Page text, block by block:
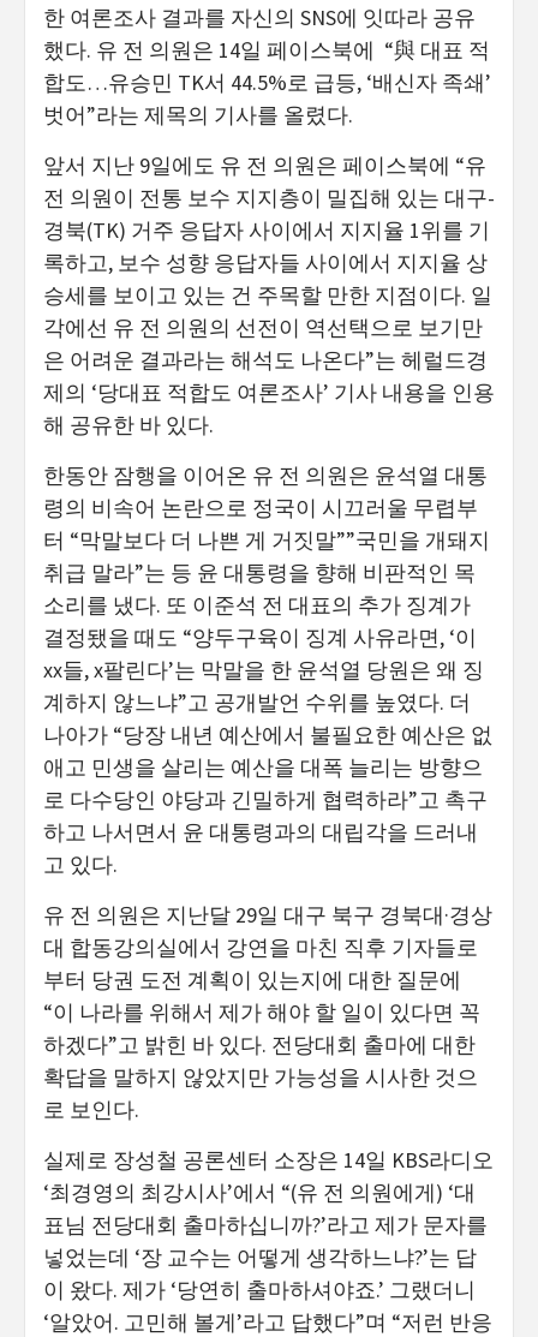
한 여론조사 결과를 자신의 SNS에 잇따라 공유
했다. 유 전 의원은 14일 페이스북에 “與 대표 적
합도…유승민 TK서 44.5%로 급등, ‘배신자 족쇄’
벗어”라는 제목의 기사를 올렸다.
앞서 지난 9일에도 유 전 의원은 페이스북에 “유
전 의원이 전통 보수 지지층이 밀집해 있는 대구-
경북(TK) 거주 응답자 사이에서 지지율 1위를 기
록하고, 보수 성향 응답자들 사이에서 지지율 상
승세를 보이고 있는 건 주목할 만한 지점이다. 일
각에선 유 전 의원의 선전이 역선택으로 보기만
은 어려운 결과라는 해석도 나온다”는 헤럴드경
제의 ‘당대표 적합도 여론조사’ 기사 내용을 인용
해 공유한 바 있다.
한동안 잠행을 이어온 유 전 의원은 윤석열 대통
령의 비속어 논란으로 정국이 시끄러울 무렵부
터 “막말보다 더 나쁜 게 거짓말””국민을 개돼지
취급 말라”는 등 윤 대통령을 향해 비판적인 목
소리를 냈다. 또 이준석 전 대표의 추가 징계가
결정됐을 때도 “양두구육이 징계 사유라면, ‘이
xx들, x팔린다’는 막말을 한 윤석열 당원은 왜 징
계하지 않느냐”고 공개발언 수위를 높였다. 더
나아가 “당장 내년 예산에서 불필요한 예산은 없
애고 민생을 살리는 예산을 대폭 늘리는 방향으
로 다수당인 야당과 긴밀하게 협력하라”고 촉구
하고 나서면서 윤 대통령과의 대립각을 드러내
고 있다.
유 전 의원은 지난달 29일 대구 북구 경북대·경상
대 합동강의실에서 강연을 마친 직후 기자들로
부터 당권 도전 계획이 있는지에 대한 질문에
“이 나라를 위해서 제가 해야 할 일이 있다면 꼭
하겠다”고 밝힌 바 있다. 전당대회 출마에 대한
확답을 말하지 않았지만 가능성을 시사한 것으
로 보인다.
실제로 장성철 공론센터 소장은 14일 KBS라디오
‘최경영의 최강시사’에서 “(유 전 의원에게) ‘대
표님 전당대회 출마하십니까?’라고 제가 문자를
넣었는데 ‘장 교수는 어떻게 생각하느냐?’는 답
이 왔다. 제가 ‘당연히 출마하셔야죠.’ 그랬더니
‘알았어. 고민해 볼게’라고 답했다”며 “저런 반응